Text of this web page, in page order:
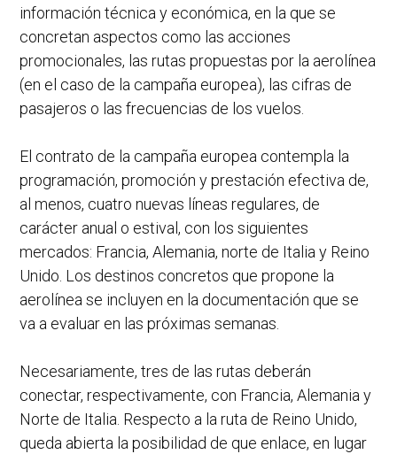
información técnica y económica, en la que se
concretan aspectos como las acciones
promocionales, las rutas propuestas por la aerolínea
(en el caso de la campaña europea), las cifras de
pasajeros o las frecuencias de los vuelos.
El contrato de la campaña europea contempla la
programación, promoción y prestación efectiva de,
al menos, cuatro nuevas líneas regulares, de
carácter anual o estival, con los siguientes
mercados: Francia, Alemania, norte de Italia y Reino
Unido. Los destinos concretos que propone la
aerolínea se incluyen en la documentación que se
va a evaluar en las próximas semanas.
Necesariamente, tres de las rutas deberán
conectar, respectivamente, con Francia, Alemania y
Norte de Italia. Respecto a la ruta de Reino Unido,
queda abierta la posibilidad de que enlace, en lugar